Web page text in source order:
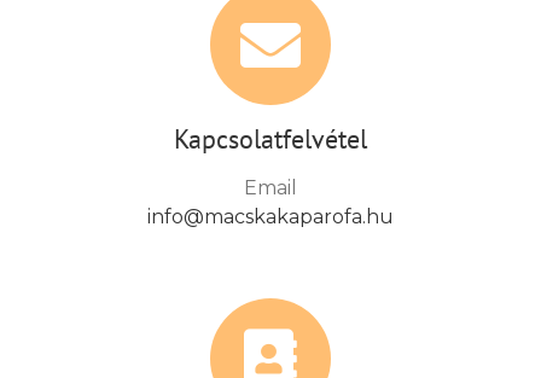
Kapcsolatfelvétel
Email
info@macskakaparofa.hu